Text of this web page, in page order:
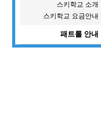
스키학교 소개
스키학교 요금안내
패트롤 안내